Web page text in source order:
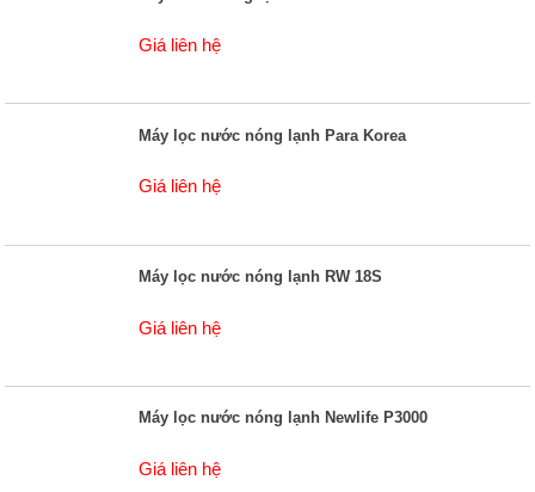
Giá liên hệ
Máy lọc nước nóng lạnh Para Korea
Giá liên hệ
Máy lọc nước nóng lạnh RW 18S
Giá liên hệ
Máy lọc nước nóng lạnh Newlife P3000
Giá liên hệ